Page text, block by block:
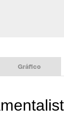
Gráfico